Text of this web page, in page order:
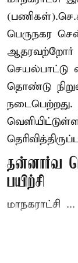
பெருநகர
ஆதரவற்றோர்
செயல்பாட்டு
தொண்டு
நடைபெற்றது.
தன்னார்வ
பயிற்சி
மாநகராட்சி ...